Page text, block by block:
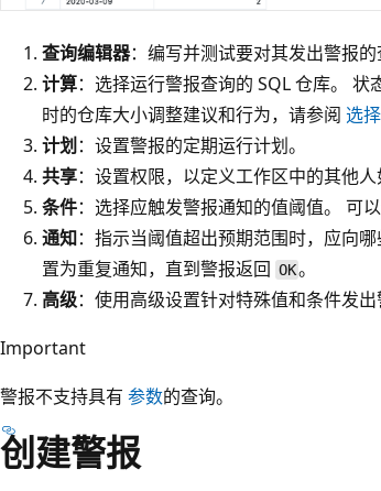
查询编辑器：编写并测试要对其发出警报的
计算：选择运行警报查询的 SQL 仓库。
时的仓库大小调整建议和行为，请参阅 选
计划 ：设置警报的定期运行计划。
共享：设置权限，以定义工作区中的其他人
条件：选择应触发警报通知的值阈值。 可
通知：指示当阈值超出预期范围时，应向
置为重复通知，直到警报返回 OK。
高级：使用高级设置针对特殊值和条件发出
Important
警报不支持具有 参数的查询。
创建警报